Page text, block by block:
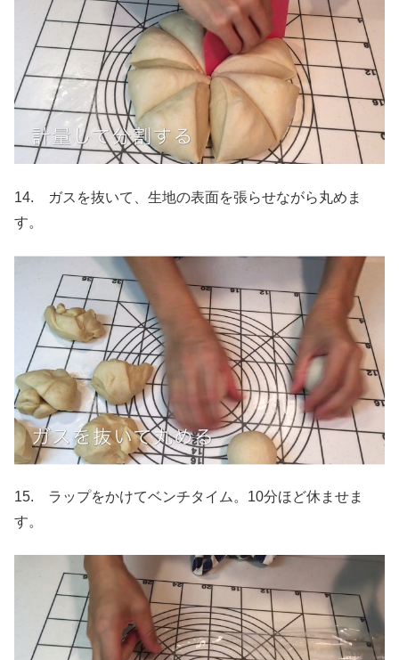
14. ガスを抜いて、生地の表面を張らせながら丸めま
す。
15. ラップをかけてベンチタイム。10分ほど休ませま
す。